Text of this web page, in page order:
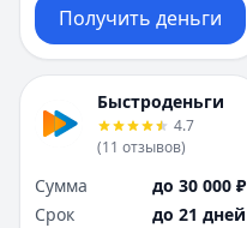
Получить деньги
Быстроденьги
4.7
(11 отзывов)
Сумма
до 30 000 ₽
Срок
до 21 дней